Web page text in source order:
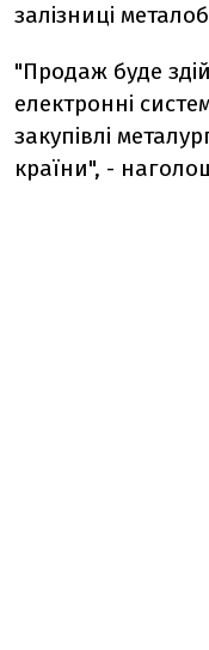
залізниці
"Продаж буде
електронні
закупівлі
країни", -